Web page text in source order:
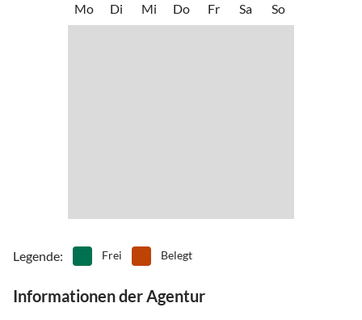
Richtung Salzburg, weiter auf der Ennstalbundesstraße bis
Anreise mit der Bahn
Alle internationalen Züge der Österreichischen Bundesbahn (ÖBB)
halten im Bahnhof Schladming.
Von Schladming mit Buslinie 960 der Ramsauer Verkehrsbetriebe
Mo
Di Mi Do Fr Sa So
Legende: Frei Belegt
Informationen der Agentur